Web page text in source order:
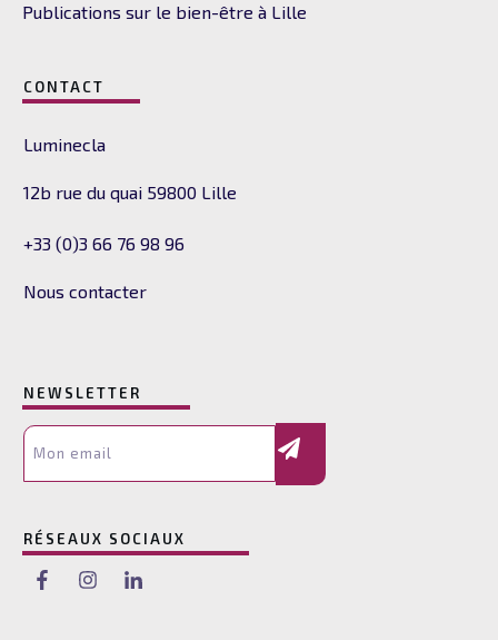
Publications sur le bien-être à Lille
CONTACT
Luminecla
12b rue du quai 59800 Lille
+33 (0)3 66 76 98 96
Nous contacter
NEWSLETTER
RÉSEAUX SOCIAUX